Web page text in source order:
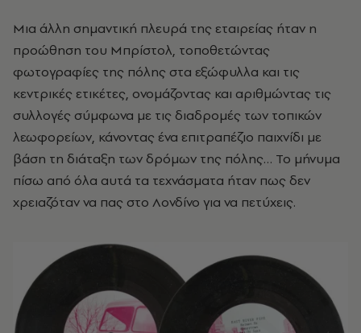
Μια άλλη σημαντική πλευρά της εταιρείας ήταν η
προώθηση του Μπρίστολ, τοποθετώντας
φωτογραφίες της πόλης στα εξώφυλλα και τις
κεντρικές ετικέτες, ονομάζοντας και αριθμώντας τις
συλλογές σύμφωνα με τις διαδρομές των τοπικών
λεωφορείων, κάνοντας ένα επιτραπέζιο παιχνίδι με
βάση τη διάταξη των δρόμων της πόλης… Το μήνυμα
πίσω από όλα αυτά τα τεχνάσματα ήταν πως δεν
χρειαζόταν να πας στο Λονδίνο για να πετύχεις.